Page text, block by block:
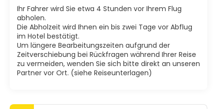
Ihr Fahrer wird Sie etwa 4 Stunden vor Ihrem Flug
abholen.
Die Abholzeit wird Ihnen ein bis zwei Tage vor Abflug
im Hotel bestätigt.
Um längere Bearbeitungszeiten aufgrund der
Zeitverschiebung bei Rückfragen während Ihrer Reise
zu vermeiden, wenden Sie sich bitte direkt an unseren
Partner vor Ort. (siehe Reiseunterlagen)